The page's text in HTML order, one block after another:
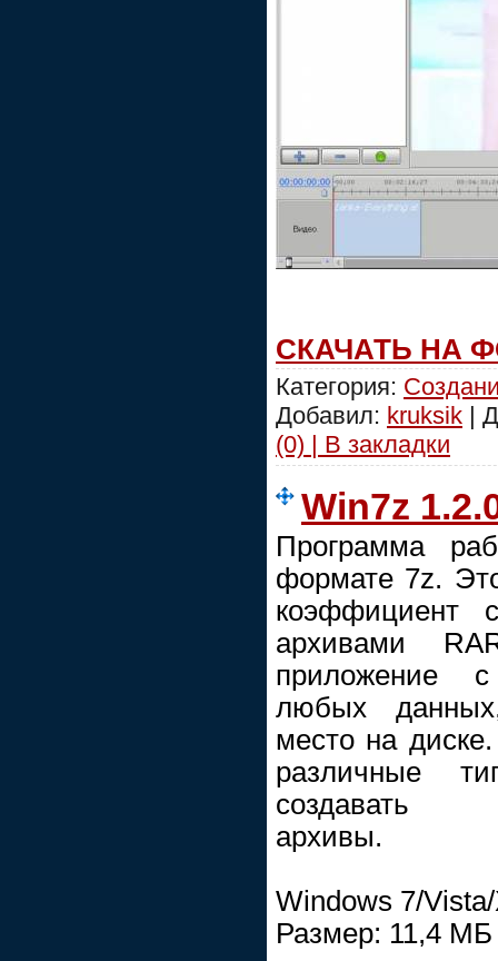
СКАЧАТЬ НА
Категория:
Добавил: kruksik |
(0) | В закладки
Win7z
Программа
формате 7z.
коэффициент
архивами
приложение
любых
место на
различные
создавать
архивы.
Windows 7/
Размер: 11,4 МБ